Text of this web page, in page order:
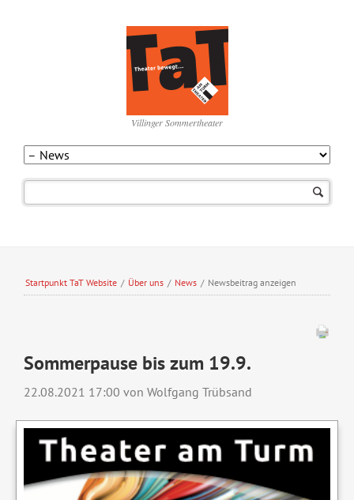
Villinger Sommertheater
Startpunkt TaT Website / Über uns / News / Newsbeitrag anzeigen
Sommerpause bis zum 19.9.
22.08.2021 17:00 von Wolfgang Trübsand